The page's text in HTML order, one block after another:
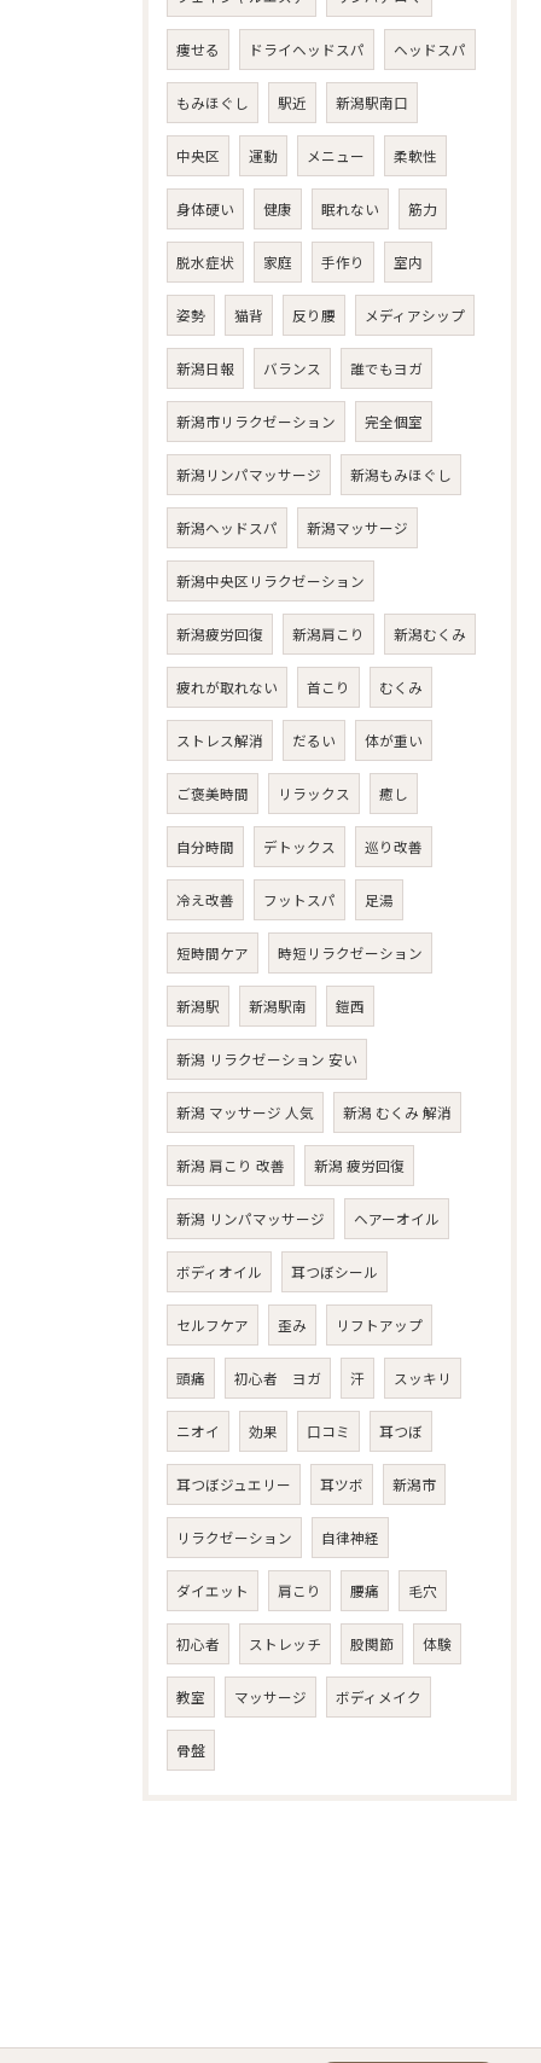
痩せる ドライヘッドスパ ヘッドスパ
もみほぐし 駅近 新潟駅南口
中央区 運動 メニュー 柔軟性
身体硬い 健康 眠れない 筋力
脱水症状 家庭 手作り 室内
姿勢 猫背 反り腰 メディアシップ
新潟日報 バランス 誰でもヨガ
新潟市リラクゼーション 完全個室
新潟リンパマッサージ 新潟もみほぐし
新潟ヘッドスパ 新潟マッサージ
新潟中央区リラクゼーション
新潟疲労回復 新潟肩こり 新潟むくみ
疲れが取れない 首こり むくみ
ストレス解消 だるい 体が重い
ご褒美時間 リラックス 癒し
自分時間 デトックス 巡り改善
冷え改善 フットスパ 足湯
短時間ケア 時短リラクゼーション
新潟駅 新潟駅南 鎧西
新潟 リラクゼーション 安い
新潟 マッサージ 人気 新潟 むくみ 解消
新潟 肩こり 改善 新潟 疲労回復
新潟 リンパマッサージ ヘアーオイル
ボディオイル 耳つぼシール
セルフケア 歪み リフトアップ
頭痛 初心者 ヨガ 汗 スッキリ
ニオイ 効果 口コミ 耳つぼ
耳つぼジュエリー 耳ツボ 新潟市
リラクゼーション 自律神経
ダイエット 肩こり 腰痛 毛穴
初心者 ストレッチ 股関節 体験
教室 マッサージ ボディメイク
骨盤